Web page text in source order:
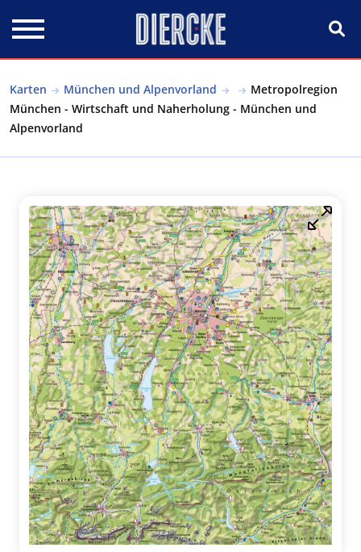
Karten München und Alpenvorland
Metropolregion
München - Wirtschaft und Naherholung - München und
Alpenvorland